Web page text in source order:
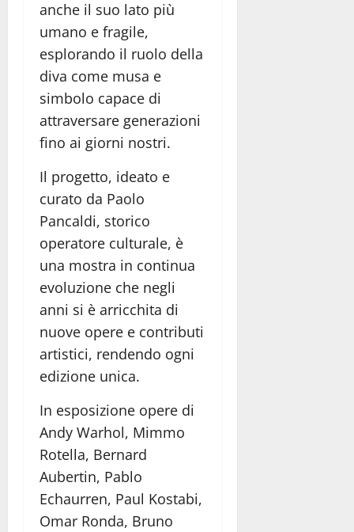
anche il suo lato più
umano e fragile,
esplorando il ruolo della
diva come musa e
simbolo capace di
attraversare generazioni
fino ai giorni nostri.
Il progetto, ideato e
curato da Paolo
Pancaldi, storico
operatore culturale, è
una mostra in continua
evoluzione che negli
anni si è arricchita di
nuove opere e contributi
artistici, rendendo ogni
edizione unica.
In esposizione opere di
Andy Warhol, Mimmo
Rotella, Bernard
Aubertin, Pablo
Echaurren, Paul Kostabi,
Omar Ronda, Bruno